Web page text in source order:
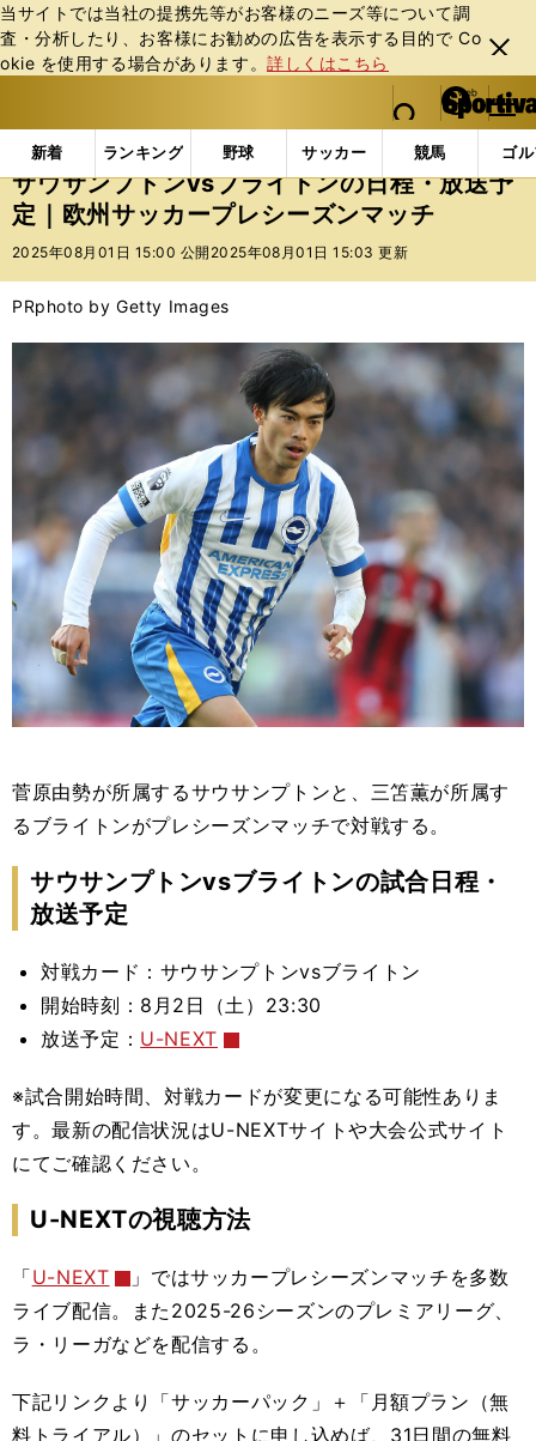
当サイトでは当社の提携先等がお客様のニーズ等について調
査・分析したり、お客様にお勧めの広告を表⽰する⽬的で Co
okie を使⽤する場合があります。詳しくはこちら
閉じ
る
web Sportiva (webスポルティーバ)
検索
マイペ
ー
ジ
メニュ
新着 ランキング 野球 サッカー 競馬 ゴ
b
ス
ポ
ル
バ
インフォメーション ニュース サウサンプトンvsブ
サウサンプトンvsブライトンの日程・放送予
定｜欧州サッカープレシーズンマッチ
2025年08月01日 15:00 公開 2025年08月01日 15:03 更新
PRphoto by Getty Images
菅原由勢が所属するサウサンプトンと、三笘薫が所属す
るブライトンがプレシーズンマッチで対戦する。
サウサンプトンvsブライトンの試合日程・
放送予定
対戦カード：サウサンプトンvsブライトン
開始時刻：8月2日（土）23:30
放送予定： U-NEXT
※試合開始時間、対戦カードが変更になる可能性ありま
す。最新の配信状況はU-NEXTサイトや大会公式サイト
にてご確認ください。
U-NEXTの視聴方法
「U-NEXT
」ではサッカープレシーズンマッチを多数
ライブ配信。また2025-26シーズンのプレミアリーグ、
ラ・リーガなどを配信する。
下記リンクより
「サッカーパック」＋「月額プラン（無
料トライアル）」のセット に申し込めば、31日間の無料